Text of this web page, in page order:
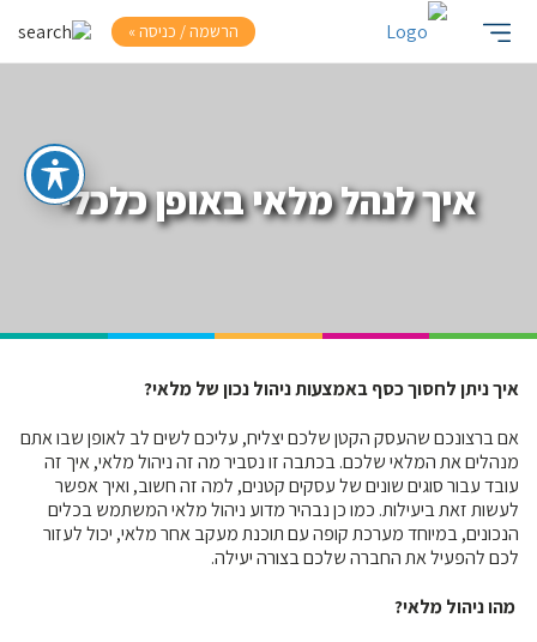
הרשמה / כניסה »
איך לנהל מלאי באופן כלכלי
איך ניתן לחסוך כסף באמצעות ניהול נכון של מלאי?
אם ברצונכם שהעסק הקטן שלכם יצליח, עליכם לשים לב לאופן שבו אתם
מנהלים את המלאי שלכם. בכתבה זו נסביר מה זה ניהול מלאי, איך זה
עובד עבור סוגים שונים של עסקים קטנים, למה זה חשוב, ואיך אפשר
לעשות זאת ביעילות. כמו כן נבהיר מדוע ניהול מלאי המשתמש בכלים
הנכונים, במיוחד מערכת קופה עם תוכנת מעקב אחר מלאי, יכול לעזור
לכם להפעיל את החברה שלכם בצורה יעילה.
מהו ניהול מלאי?